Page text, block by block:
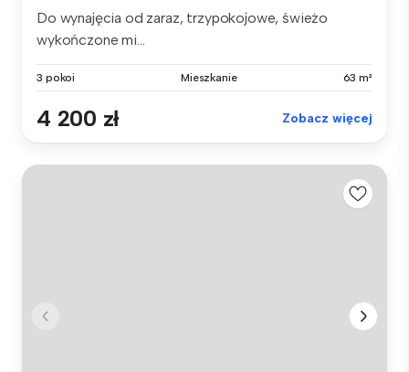
Do wynajęcia od zaraz, trzypokojowe, świeżo
wykończone mi...
3 pokoi Mieszkanie 63 m²
4 200 zł Zobacz więcej